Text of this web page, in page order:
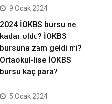
9 Ocak 2024
2024 İOKBS bursu ne
kadar oldu? İOKBS
bursuna zam geldi mi?
Ortaokul-lise İOKBS
bursu kaç para?
5 Ocak 2024